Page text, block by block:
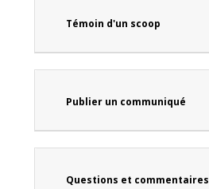
Témoin d'un scoop
Publier un communiqué
Questions et commentaires